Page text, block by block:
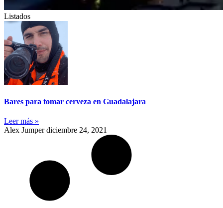
Listados
Bares para tomar cerveza en Guadalajara
Leer más »
Alex Jumperdiciembre 24, 2021